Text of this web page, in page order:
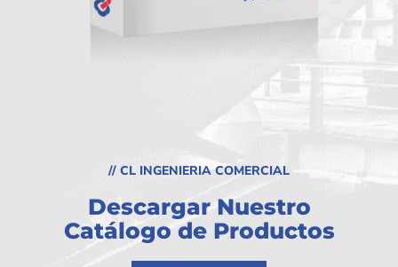
// CL INGENIERIA COMERCIAL
Descargar Nuestro
Catálogo de Productos